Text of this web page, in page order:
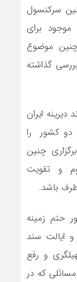
سرکنسول
برای
موضوع
گذاشته
دیرینه ایران
دو کشور را
چنین
و تقویت
باشد.
حتم زمینه
ایالت سند
و رفع
که در